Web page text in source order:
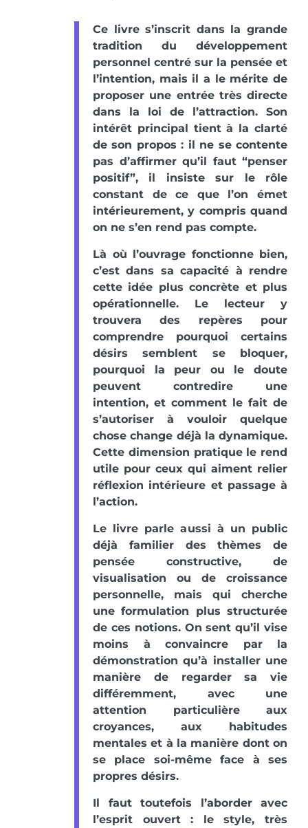
Ce livre s’inscrit dans la grande
tradition du développement
personnel centré sur la pensée et
l’intention, mais il a le mérite de
proposer une entrée très directe
dans la loi de l’attraction. Son
intérêt principal tient à la clarté
de son propos : il ne se contente
pas d’affirmer qu’il faut “penser
positif”, il insiste sur le rôle
constant de ce que l’on émet
intérieurement, y compris quand
on ne s’en rend pas compte.
Là où l’ouvrage fonctionne bien,
c’est dans sa capacité à rendre
cette idée plus concrète et plus
opérationnelle. Le lecteur y
trouvera des repères pour
comprendre pourquoi certains
désirs semblent se bloquer,
pourquoi la peur ou le doute
peuvent contredire une
intention, et comment le fait de
s’autoriser à vouloir quelque
chose change déjà la dynamique.
Cette dimension pratique le rend
utile pour ceux qui aiment relier
réflexion intérieure et passage à
l’action.
Le livre parle aussi à un public
déjà familier des thèmes de
pensée constructive, de
visualisation ou de croissance
personnelle, mais qui cherche
une formulation plus structurée
de ces notions. On sent qu’il vise
moins à convaincre par la
démonstration qu’à installer une
manière de regarder sa vie
différemment, avec une
attention particulière aux
croyances, aux habitudes
mentales et à la manière dont on
se place soi-même face à ses
propres désirs.
Il faut toutefois l’aborder avec
l’esprit ouvert : le style, très